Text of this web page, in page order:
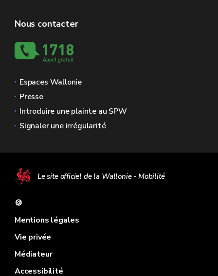
Nous contacter
Espaces Wallonie
Presse
Introduire une plainte au SPW
Signaler une irrégularité
Le site officiel de la Wallonie - Mobilité
🍪
Mentions légales
Vie privée
Médiateur
Accessibilité